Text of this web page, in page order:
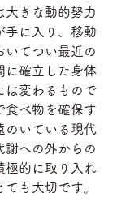
大きな動的努力
手に入り、移動
いてつい最近の
に確立した身体
は変わるもので
食べ物を確保す
のいている現代
謝への外からの
極的に取り入れ
も大切です。